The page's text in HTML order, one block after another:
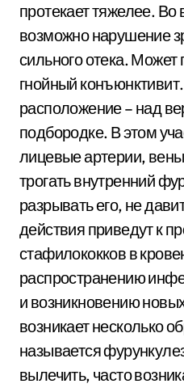
протекает тяжелее.
возможно нарушение
сильного отека. Может
гнойный
расположение – над
подбородке. В этом
лицевые артерии,
трогать внутренний
разрывать его, не
действия приведут к
стафилококков в
распространению
и возникновению
возникает несколько
называется
вылечить, часто